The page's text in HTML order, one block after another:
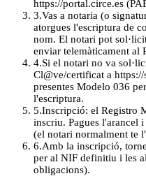
https://portal.circe.es
3.Vas a notaria (o
atorgues l'escriptura de
nom. El notari pot
enviar telemàticament al
4.Si el notari no va
Cl@ve/certificat a
presentes Modelo 036
l'escriptura.
5.Inscripció: el Registro
inscriu. Pagues l'arancel
(el notari normalment te
6.Amb la inscripció,
per al NIF definitiu i les
obligacions).